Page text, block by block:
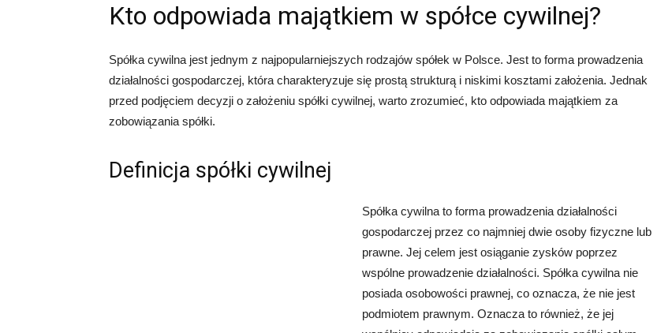
Kto odpowiada majątkiem w spółce cywilnej?
Spółka cywilna jest jednym z najpopularniejszych rodzajów spółek w Polsce. Jest to forma prowadzenia
działalności gospodarczej, która charakteryzuje się prostą strukturą i niskimi kosztami założenia. Jednak
przed podjęciem decyzji o założeniu spółki cywilnej, warto zrozumieć, kto odpowiada majątkiem za
zobowiązania spółki.
Definicja spółki cywilnej
Spółka cywilna to forma prowadzenia działalności
gospodarczej przez co najmniej dwie osoby fizyczne lub
prawne. Jej celem jest osiąganie zysków poprzez
wspólne prowadzenie działalności. Spółka cywilna nie
posiada osobowości prawnej, co oznacza, że nie jest
podmiotem prawnym. Oznacza to również, że jej